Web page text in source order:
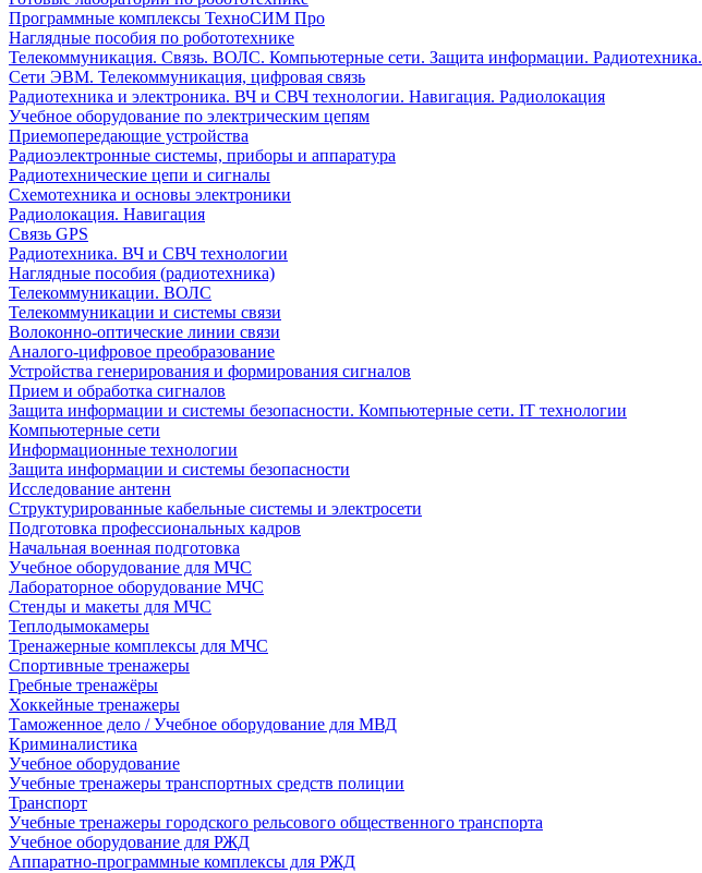
Программные комплексы ТехноСИМ Про
Наглядные пособия по робототехнике
Телекоммуникация. Связь. ВОЛС. Компьютерные сети. Защита информации. Радиотехника.
Сети ЭВМ. Телекоммуникация, цифровая связь
Радиотехника и электроника. ВЧ и СВЧ технологии. Навигация. Радиолокация
Учебное оборудование по электрическим цепям
Приемопередающие устройства
Радиоэлектронные системы, приборы и аппаратура
Радиотехнические цепи и сигналы
Схемотехника и основы электроники
Радиолокация. Навигация
Связь GPS
Радиотехника. ВЧ и СВЧ технологии
Наглядные пособия (радиотехника)
Телекоммуникации. ВОЛС
Телекоммуникации и системы связи
Волоконно-оптические линии связи
Аналого-цифровое преобразование
Устройства генерирования и формирования сигналов
Прием и обработка сигналов
Защита информации и системы безопасности. Компьютерные сети. IT технологии
Компьютерные сети
Информационные технологии
Защита информации и системы безопасности
Исследование антенн
Структурированные кабельные системы и электросети
Подготовка профессиональных кадров
Начальная военная подготовка
Учебное оборудование для МЧС
Лабораторное оборудование МЧС
Стенды и макеты для МЧС
Теплодымокамеры
Тренажерные комплексы для МЧС
Спортивные тренажеры
Гребные тренажёры
Хоккейные тренажеры
Таможенное дело / Учебное оборудование для МВД
Криминалистика
Учебное оборудование
Учебные тренажеры транспортных средств полиции
Транспорт
Учебные тренажеры городского рельсового общественного транспорта
Учебное оборудование для РЖД
Аппаратно-программные комплексы для РЖД